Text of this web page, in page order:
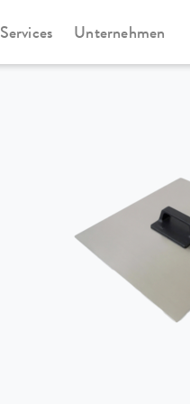
Services Unternehmen